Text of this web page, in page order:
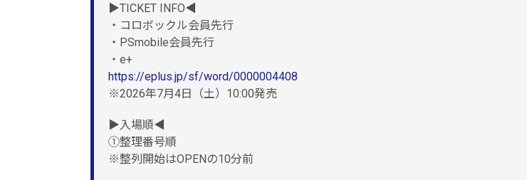
▶TICKET INFO◀
・コロボックル会員先行
・PSmobile会員先行
・e+
https://eplus.jp/sf/word/0000004408
※2026年7月4日（土）10:00発売
▶入場順◀
①整理番号順
※整列開始はOPENの10分前